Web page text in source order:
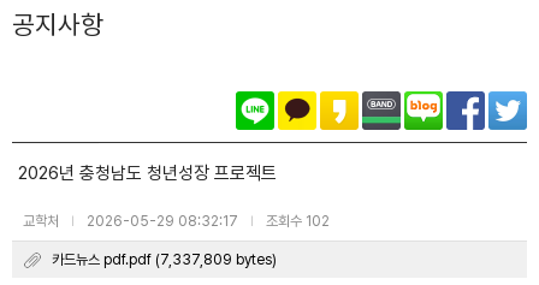
공지사항
2026년 충청남도 청년성장 프로젝트
교학처 | 2026-05-29 08:32:17 | 조회수 102
카드뉴스 pdf.pdf (7,337,809 bytes)